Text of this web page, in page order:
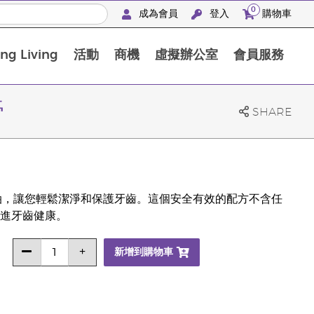
成為會員 登入 0 購物車
Living 活動 商機 虛擬辦公室 會員服務
SHARE
讓您輕鬆潔淨和保護牙齒。這個安全有效的配方不含任
牙齒健康。
新增到購物車